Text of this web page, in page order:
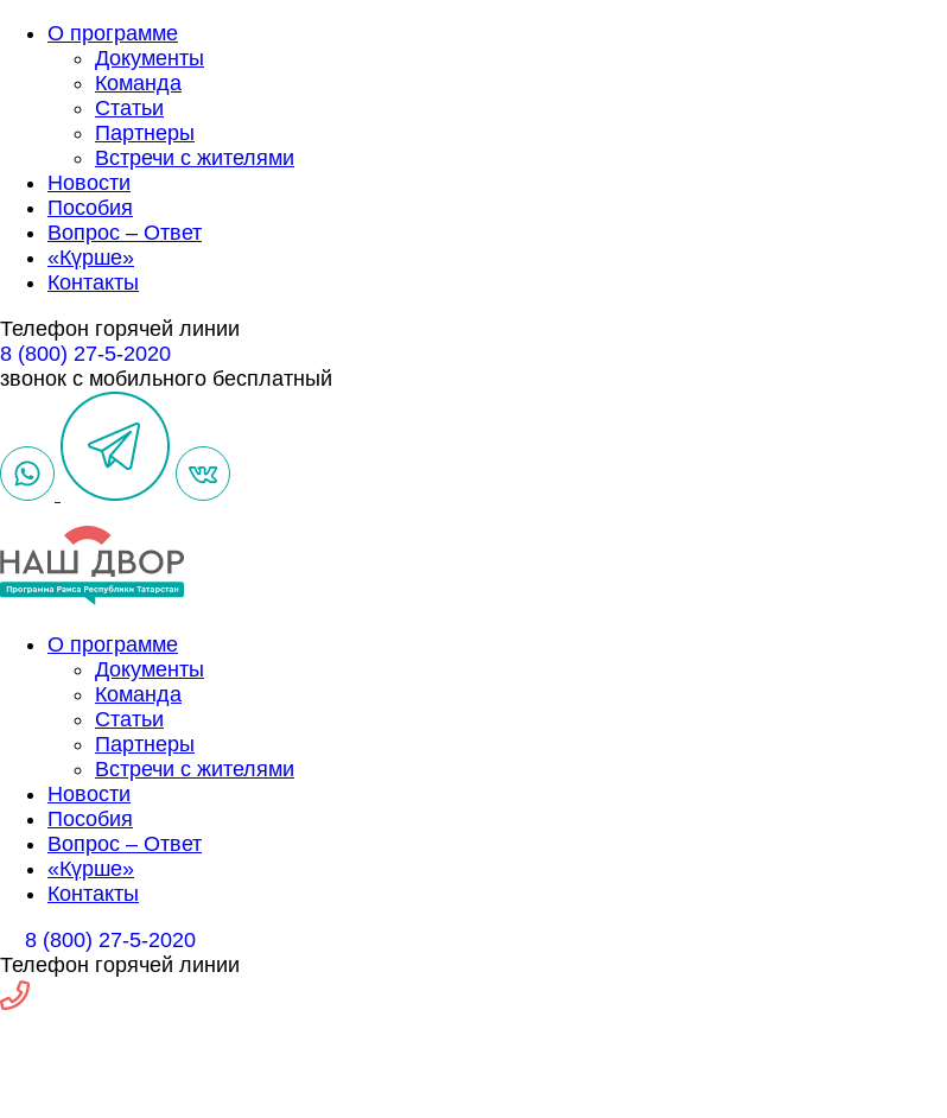
О программе
Документы
Команда
Статьи
Партнеры
Встречи с жителями
Новости
Пособия
Вопрос – Ответ
«Күрше»
Контакты
Телефон горячей линии
8 (800) 27-5-2020
звонок с мобильного бесплатный
О программе
Документы
Команда
Статьи
Партнеры
Встречи с жителями
Новости
Пособия
Вопрос – Ответ
«Күрше»
Контакты
8 (800) 27-5-2020
Телефон горячей линии